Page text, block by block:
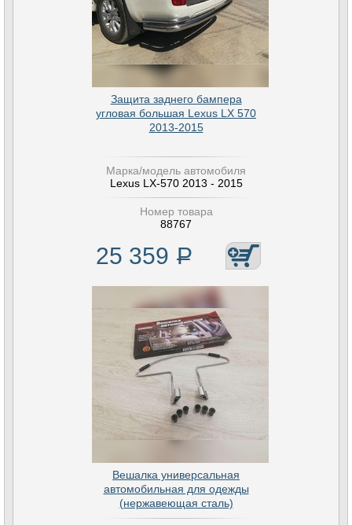
Защита заднего бампера
угловая большая Lexus LX 570
2013-2015
Марка/модель автомобиля
Lexus LX-570 2013 - 2015
Номер товара
88767
25 359 Р
Вешалка универсальная
автомобильная для одежды
(нержавеющая сталь)